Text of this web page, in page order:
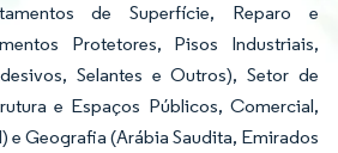
de Superfície, Reparo e
Protetores, Pisos Industriais,
Selantes e Outros), Setor de
e Espaços Públicos, Comercial,
e Geografia (Arábia Saudita, Emirados